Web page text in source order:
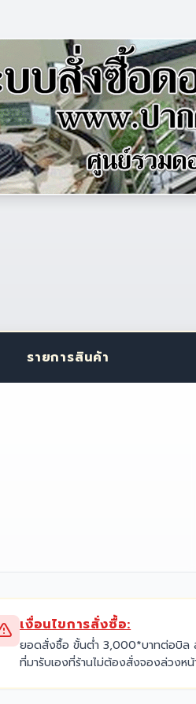
รายการสินค้า
เงื่อนไขการสั่งซื้อ:
ยอดสั่งซื้อ ขั้นต่ำ 3,000*บาทต่อบิล
ที่มารับเองที่ร้านไม่ต้องสั่งจองล่วงห